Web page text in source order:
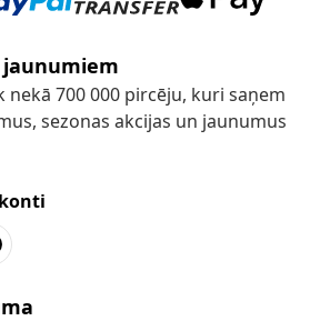
nekā 700 000 pircēju, kuri saņem
sezonas akcijas un jaunumus